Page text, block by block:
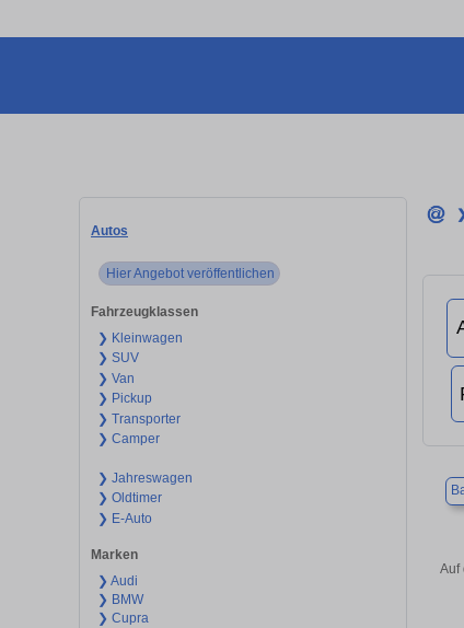
Autos
Hier Angebot veröffentlichen
Fahrzeugklassen
❯ Kleinwagen
❯ SUV
❯ Van
❯ Pickup
❯ Transporter
❯ Camper
❯ Jahreswagen
❯ Oldtimer
❯ E-Auto
Marken
❯ Audi
❯ BMW
❯ Cupra
Auf